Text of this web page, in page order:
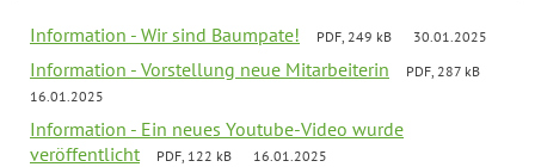
Information - Wir sind Baumpate! PDF, 249 kB 30.01.2025
Information - Vorstellung neue Mitarbeiterin
PDF, 287 kB
16.01.2025
Information - Ein neues Youtube-Video wurde
veröffentlicht
PDF, 122 kB 16.01.2025